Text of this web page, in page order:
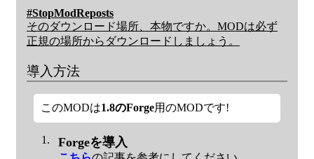
#StopModReposts
そのダウンロード場所、本物ですか。MODは必ず
正規の場所からダウンロードしましょう。
導入方法
このMODは1.8のForge用のMODです!
Forgeを導入